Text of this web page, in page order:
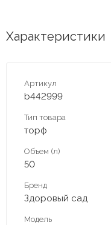
Характеристики
Артикул
b442999
Тип товара
торф
Объем (л)
50
Бренд
Здоровый сад
Модель